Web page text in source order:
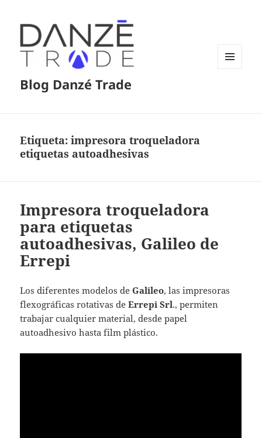
Blog Danzé Trade
Etiqueta:impresora troqueladora
etiquetas autoadhesivas
Impresora troqueladora
para etiquetas
autoadhesivas, Galileo de
Errepi
Los diferentes modelos deGalileo, las impresoras
flexográficas rotativas deErrepi Srl., permiten
trabajar cualquier material, desde papel
autoadhesivo hasta film plástico.